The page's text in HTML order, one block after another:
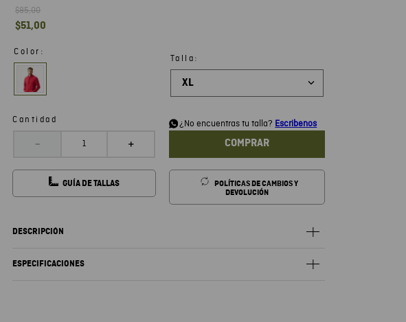
$85,00
$51,00
Color :
Talla :
XL
¿No encuentras tu talla? Escribenos
Cantidad
＋
－ COMPRAR
GUÍA DE TALLAS
POLÍTICAS DE CAMBIOS Y
DEVOLUCIÓN
DESCRIPCIÓN
ESPECIFICACIONES